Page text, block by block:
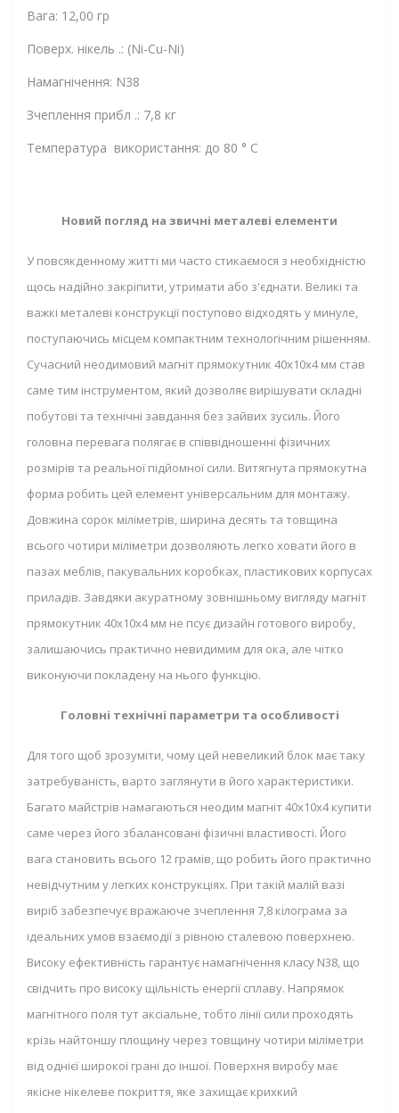
Вага: 12,00 гр
Поверх. нікель .: (Ni-Cu-Ni)
Намагнічення: N38
Зчеплення прибл .: 7,8 кг
Температура використання: до 80 ° C
Новий погляд на звичні металеві елементи
У повсякденному житті ми часто стикаємося з необхідністю
щось надійно закріпити, утримати або з'єднати. Великі та
важкі металеві конструкції поступово відходять у минуле,
поступаючись місцем компактним технологічним рішенням.
Сучасний неодимовий магніт прямокутник 40х10х4 мм став
саме тим інструментом, який дозволяє вирішувати складні
побутові та технічні завдання без зайвих зусиль. Його
головна перевага полягає в співвідношенні фізичних
розмірів та реальної підйомної сили. Витягнута прямокутна
форма робить цей елемент універсальним для монтажу.
Довжина сорок міліметрів, ширина десять та товщина
всього чотири міліметри дозволяють легко ховати його в
пазах меблів, пакувальних коробках, пластикових корпусах
приладів. Завдяки акуратному зовнішньому вигляду магніт
прямокутник 40х10х4 мм не псує дизайн готового виробу,
залишаючись практично невидимим для ока, але чітко
виконуючи покладену на нього функцію.
Головні технічні параметри та особливості
Для того щоб зрозуміти, чому цей невеликий блок має таку
затребуваність, варто заглянути в його характеристики.
Багато майстрів намагаються неодим магніт 40x10x4 купити
саме через його збалансовані фізичні властивості. Його
вага становить всього 12 грамів, що робить його практично
невідчутним у легких конструкціях. При такій малій вазі
виріб забезпечує вражаюче зчеплення 7,8 кілограма за
ідеальних умов взаємодії з рівною сталевою поверхнею.
Високу ефективність гарантує намагнічення класу N38, що
свідчить про високу щільність енергії сплаву. Напрямок
магнітного поля тут аксіальне, тобто лінії сили проходять
крізь найтоншу площину через товщину чотири міліметри
від однієї широкої грані до іншої. Поверхня виробу має
якісне нікелеве покриття, яке захищає крихкий